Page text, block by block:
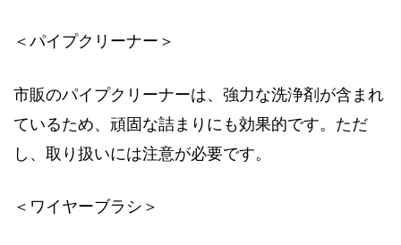
＜パイプクリーナー＞
市販のパイプクリーナーは、強力な洗浄剤が含まれ
ているため、頑固な詰まりにも効果的です。ただ
し、取り扱いには注意が必要です。
＜ワイヤーブラシ＞